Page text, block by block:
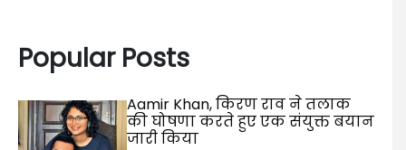
Popular Posts
Aamir Khan, किरण राव ने तलाक
की घोषणा करते हुए एक संयुक्त बयान
जारी किया